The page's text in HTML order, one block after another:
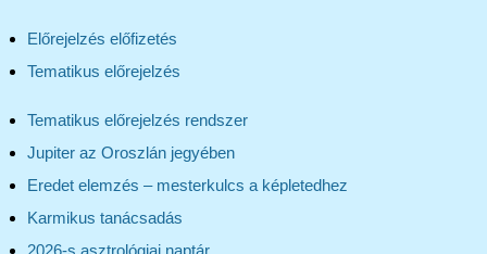
Előrejelzés előfizetés
Tematikus előrejelzés
Tematikus előrejelzés rendszer
Jupiter az Oroszlán jegyében
Eredet elemzés – mesterkulcs a képletedhez
Karmikus tanácsadás
2026-s asztrológiai naptár